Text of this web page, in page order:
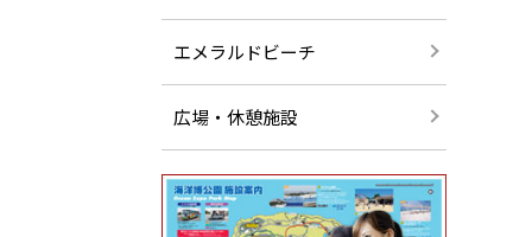
エメラルドビーチ
広場・休憩施設